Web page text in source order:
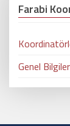
Farabi
Genel Bilgiler